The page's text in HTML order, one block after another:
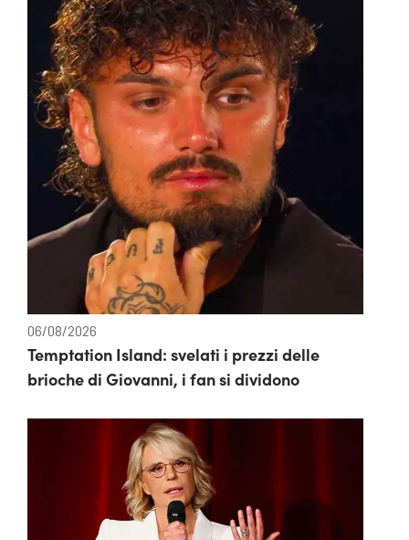
06/08/2026
Temptation Island: svelati i prezzi delle
brioche di Giovanni, i fan si dividono